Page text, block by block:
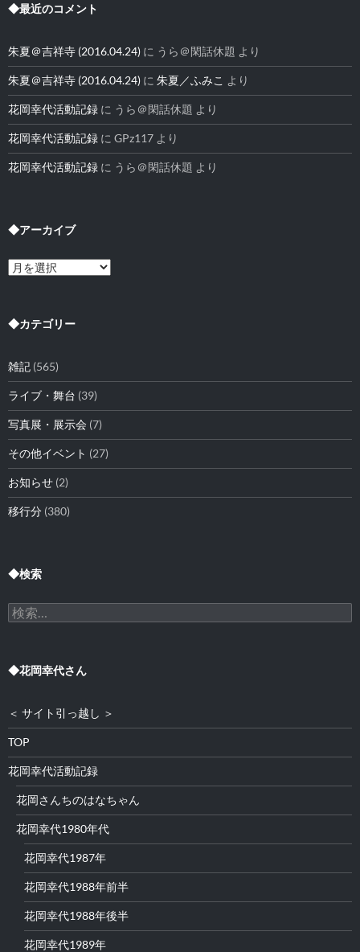
◆最近のコメント
朱夏＠吉祥寺 (2016.04.24) に うら＠閑話休題 より
朱夏＠吉祥寺 (2016.04.24) に 朱夏／ふみこ より
花岡幸代活動記録 に うら＠閑話休題 より
花岡幸代活動記録 に GPz117 より
花岡幸代活動記録 に うら＠閑話休題 より
◆アーカイブ
◆
ア
イ
◆カテゴリー
雑記 (565)
ライブ・舞台 (39)
写真展・展示会 (7)
その他イベント (27)
お知らせ (2)
移行分 (380)
◆検索
検
索:
◆花岡幸代さん
＜ サイト引っ越し ＞
TOP
花岡幸代活動記録
花岡さんちのはなちゃん
花岡幸代1980年代
花岡幸代1987年
花岡幸代1988年前半
花岡幸代1988年後半
花岡幸代1989年